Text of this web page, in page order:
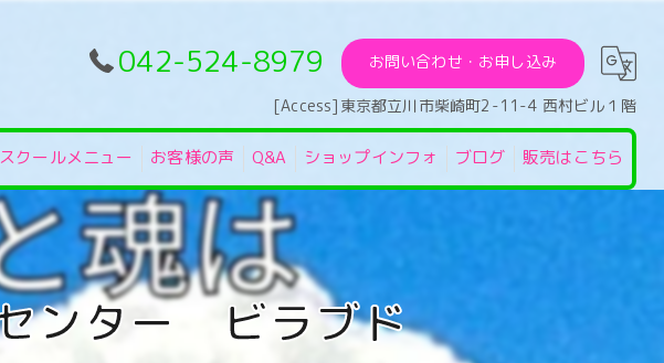
042-524-8979 お問い合わせ・お申し込み
[Access]東京都立川市柴崎町2-11-4 西村ビル１階
スクールメニュー お客様の声 Q&A ショップインフォ ブログ 販売はこちら